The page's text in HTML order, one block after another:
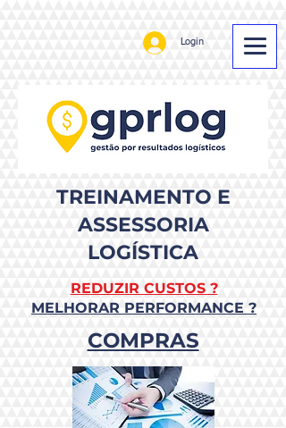
Login
TREINAMENTO E
ASSESSORIA
LOGÍSTICA
REDUZIR CUSTOS ?
MELHORAR PERFORMANCE ?
COMPRAS